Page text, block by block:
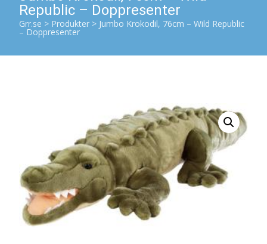
Republic – Doppresenter
Grr.se > Produkter > Jumbo Krokodil, 76cm – Wild Republic
– Doppresenter